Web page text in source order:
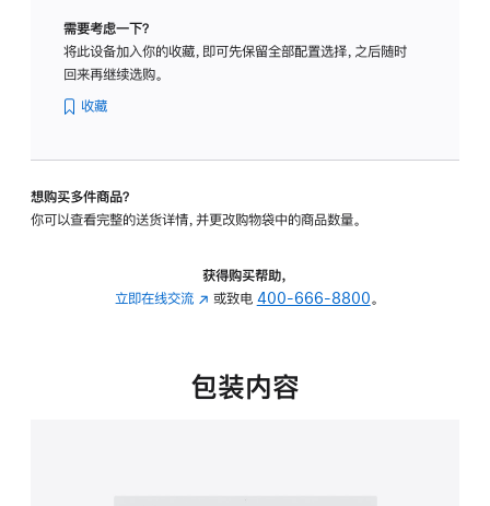
璃
转
的
需要考虑一下？
将此设备加入你的收藏，即可先保留全部配置选择，之后随时
回来再继续选购。
收藏
想购买多件商品？
你可以查看完整的送货详情，并更改购物袋中的商品数量。
获得购买帮助，
立即在线交流 (在
中
或致电 400-666-8800。
包装内容